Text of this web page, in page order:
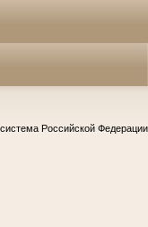
Российской